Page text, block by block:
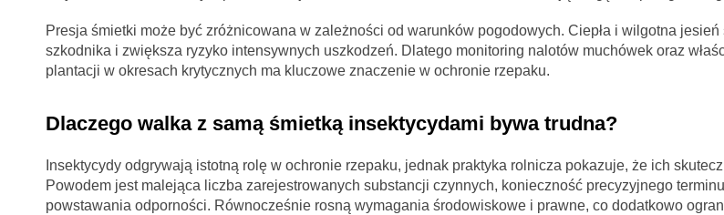
Presja śmietki może być zróżnicowana w zależności od warunków pogodowych. Ciepła i wilgotna
szkodnika i zwiększa ryzyko intensywnych uszkodzeń. Dlatego monitoring nalotów muchówek oraz
plantacji w okresach krytycznych ma kluczowe znaczenie w ochronie rzepaku.
Dlaczego walka z samą śmietką insektycydami bywa trudna?
Insektycydy odgrywają istotną rolę w ochronie rzepaku, jednak praktyka rolnicza pokazuje, że ich
Powodem jest malejąca liczba zarejestrowanych substancji czynnych, konieczność precyzyjnego
powstawania odporności. Równocześnie rosną wymagania środowiskowe i prawne, co dodatkowo